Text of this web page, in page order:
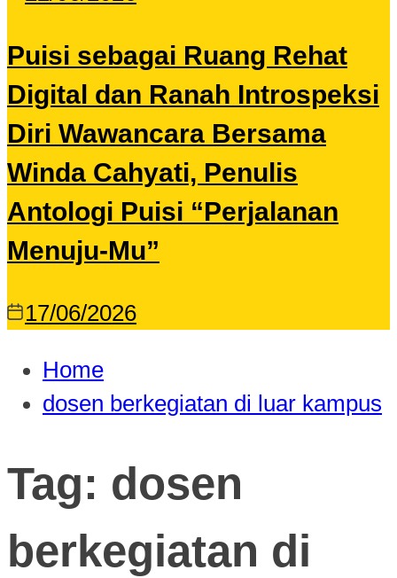
Puisi sebagai Ruang Rehat
Digital dan Ranah Introspeksi
Diri Wawancara Bersama
Winda Cahyati, Penulis
Antologi Puisi “Perjalanan
Menuju-Mu”
17/06/2026
Home
dosen berkegiatan di luar kampus
Tag: dosen
berkegiatan di